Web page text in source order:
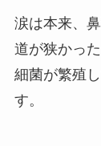
涙は本来、
道が狭かっ
細菌が繁殖
す。